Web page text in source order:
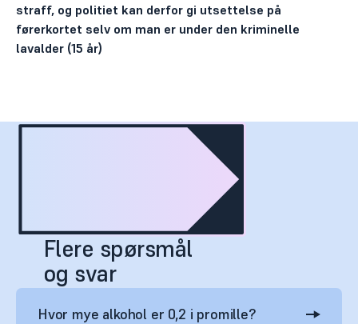
straff, og politiet kan derfor gi utsettelse på
førerkortet selv om man er under den kriminelle
lavalder (15 år)
Flere spørsmål
og svar
Hvor mye alkohol er 0,2 i promille?